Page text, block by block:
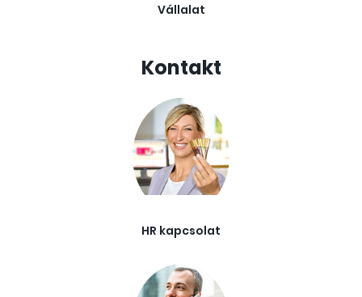
Vállalat
Kontakt
HR kapcsolat